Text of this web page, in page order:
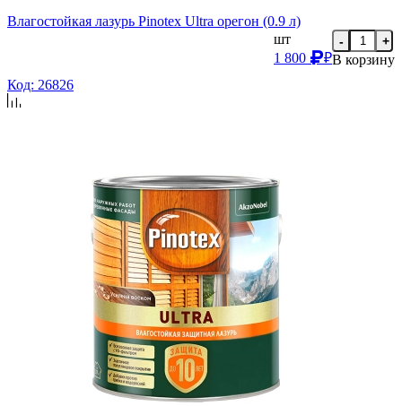
Влагостойкая лазурь Pinotex Ultra орегон (0.9 л)
шт
1 800
₽
- +
В корзину
Код: 26826